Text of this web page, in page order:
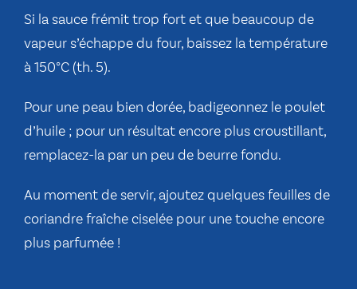
Si la sauce frémit trop fort et que beaucoup de
vapeur s’échappe du four, baissez la température
à 150°C (th. 5).
Pour une peau bien dorée, badigeonnez le poulet
d’huile ; pour un résultat encore plus croustillant,
remplacez-la par un peu de beurre fondu.
Au moment de servir, ajoutez quelques feuilles de
coriandre fraîche ciselée pour une touche encore
plus parfumée !